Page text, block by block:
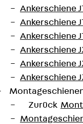
Ankerschiene
Ankerschiene
Ankerschiene
Ankerschiene
Ankerschiene
Ankerschiene
Zurück
aktuellen